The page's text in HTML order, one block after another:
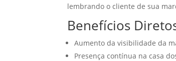
lembrando o cliente de sua
Benefícios
Aumento da visibilidade da
Presença contínua na casa